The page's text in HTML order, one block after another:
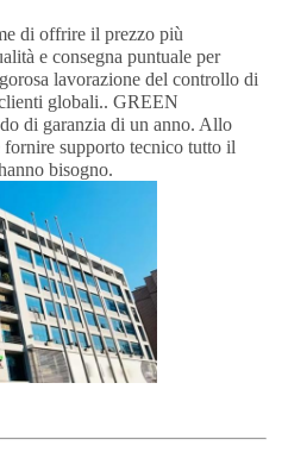
di offrire il prezzo più
e consegna puntuale per
lavorazione del controllo di
globali.. GREEN
di garanzia di un anno. Allo
fornire supporto tecnico tutto il
bisogno.